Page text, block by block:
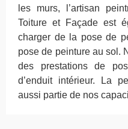
les murs, l’artisan
Toiture et Façade est
charger de la pose de
pose de peinture au sol.
des prestations de
d’enduit intérieur. La
aussi partie de nos